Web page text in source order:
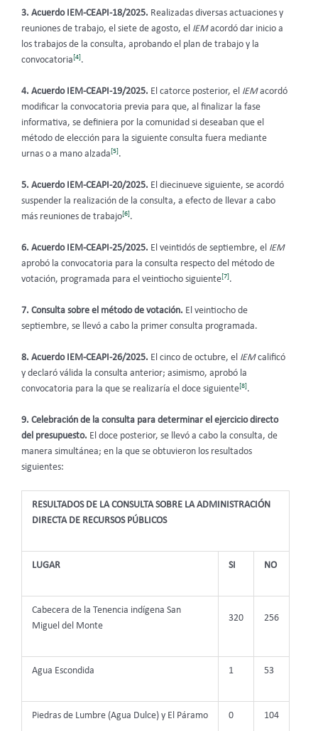
3. Acuerdo IEM-CEAPI-18/2025. Realizadas diversas actuaciones y
reuniones de trabajo, el siete de agosto, el IEMacordó dar inicio a
los trabajos de la consulta, aprobando el plan de trabajo y la
convocatoria[4].
4. Acuerdo IEM-CEAPI-19/2025. El catorce posterior, el IEMacordó
modificar la convocatoria previa para que, al finalizar la fase
informativa, se definiera por la comunidad si deseaban que el
método de elección para la siguiente consulta fuera mediante
urnas o a mano alzada[5].
5. Acuerdo IEM-CEAPI-20/2025. El diecinueve siguiente, se acordó
suspender la realización de la consulta, a efecto de llevar a cabo
más reuniones de trabajo[6].
6. Acuerdo IEM-CEAPI-25/2025. El veintidós de septiembre, el IEM
aprobó la convocatoria para la consulta respecto del método de
votación, programada para el veintiocho siguiente[7].
7. Consulta sobre el método de votación. El veintiocho de
septiembre, se llevó a cabo la primer consulta programada.
8. Acuerdo IEM-CEAPI-26/2025. El cinco de octubre, el IEMcalificó
y declaró válida la consulta anterior; asimismo, aprobó la
convocatoria para la que se realizaría el doce siguiente[8].
9. Celebración de la consulta para determinar el ejercicio directo
del presupuesto. El doce posterior, se llevó a cabo la consulta, de
manera simultánea; en la que se obtuvieron los resultados
siguientes:
RESULTADOS DE LA CONSULTA SOBRE LA ADMINISTRACIÓN
DIRECTA DE RECURSOS PÚBLICOS
LUGAR SI NO
Cabecera de la Tenencia indígena San
Miguel del Monte
320 256
Agua Escondida 1 53
Piedras de Lumbre (Agua Dulce) y El Páramo 0 104